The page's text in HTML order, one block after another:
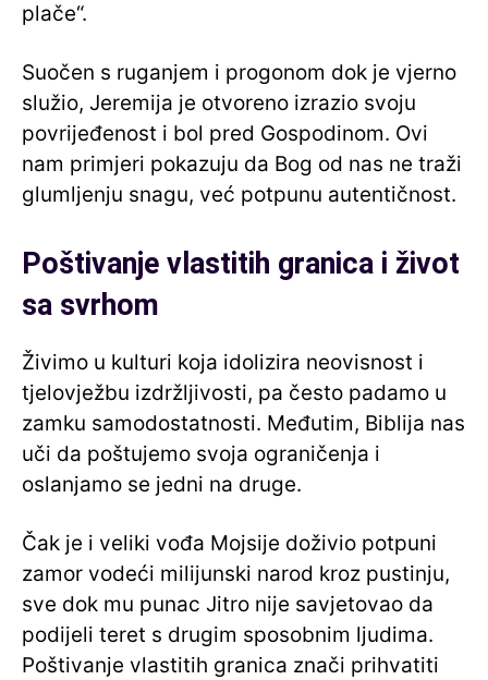
plače“.
Suočen s ruganjem i progonom dok je vjerno
služio, Jeremija je otvoreno izrazio svoju
povrijeđenost i bol pred Gospodinom. Ovi
nam primjeri pokazuju da Bog od nas ne traži
glumljenju snagu, već potpunu autentičnost.
Poštivanje vlastitih granica i život
sa svrhom
Živimo u kulturi koja idolizira neovisnost i
tjelovježbu izdržljivosti, pa često padamo u
zamku samodostatnosti. Međutim, Biblija nas
uči da poštujemo svoja ograničenja i
oslanjamo se jedni na druge.
Čak je i veliki vođa Mojsije doživio potpuni
zamor vodeći milijunski narod kroz pustinju,
sve dok mu punac Jitro nije savjetovao da
podijeli teret s drugim sposobnim ljudima.
Poštivanje vlastitih granica znači prihvatiti